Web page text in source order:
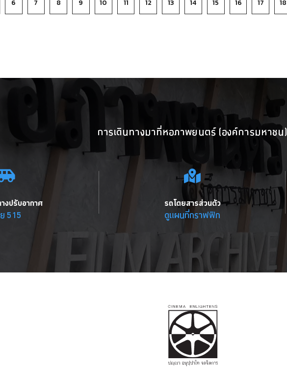
6 7 8 9 10 11 12 13 14 15 16 17 18
การเดินทางมาที่หอภาพยนตร์ (องค์การมหาชน)
งปรับอากาศ
515
รถโดยสารส่วนตัว
ดูแผนที่กราฟฟิก